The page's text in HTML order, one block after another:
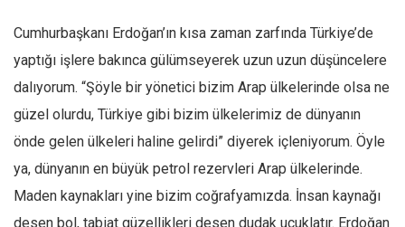
Sosyal Medya
Twitter
Facebook
Instagram
YouTube
Cumhurbaşkanı Erdoğan’ın kısa zaman zarfında Türkiye’de
yaptığı işlere bakınca gülümseyerek uzun uzun düşüncelere
dalıyorum. “Şöyle bir yönetici bizim Arap ülkelerinde olsa ne
güzel olurdu, Türkiye gibi bizim ülkelerimiz de dünyanın
önde gelen ülkeleri haline gelirdi” diyerek içleniyorum. Öyle
ya, dünyanın en büyük petrol rezervleri Arap ülkelerinde.
Maden kaynakları yine bizim coğrafyamızda. İnsan kaynağı
desen bol, tabiat güzellikleri desen dudak uçuklatır. Erdoğan